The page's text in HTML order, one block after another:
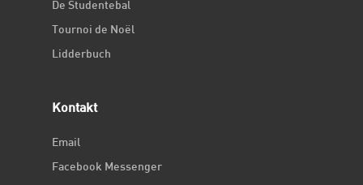
De Studentebal
Tournoi de Noël
Lidderbuch
Kontakt
Email
Facebook Messenger